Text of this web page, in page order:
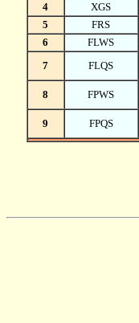
4
XGS
5
FRS
6
FLWS
7
FLQS
8
FPWS
9
FPQS